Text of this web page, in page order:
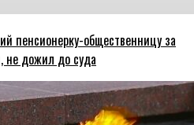
пенсионерку-общественницу за
не дожил до суда